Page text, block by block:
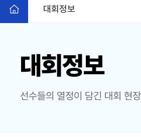
대회정보
대회정보
선수들의 열정이 담긴 대회 현